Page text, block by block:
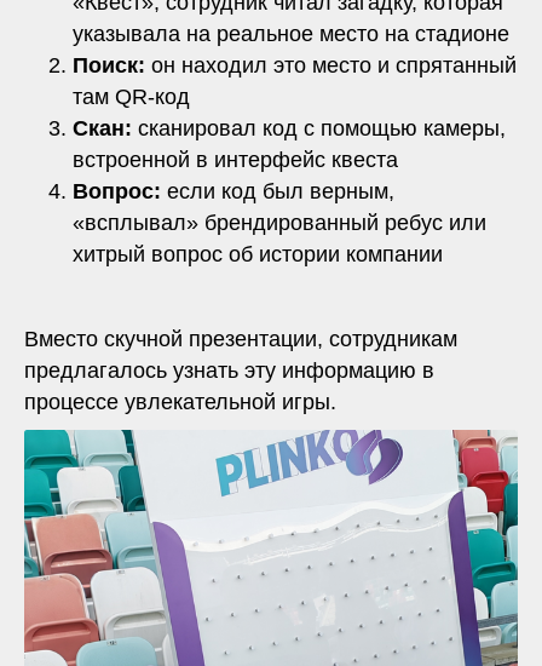
указывала на реальное место на стадионе
Поиск: он находил это место и спрятанный
там QR-код
Скан: сканировал код с помощью камеры,
встроенной в интерфейс квеста
Вопрос: если код был верным,
«всплывал» брендированный ребус или
хитрый вопрос об истории компании
Вместо скучной презентации, сотрудникам
предлагалось узнать эту информацию в
процессе увлекательной игры.